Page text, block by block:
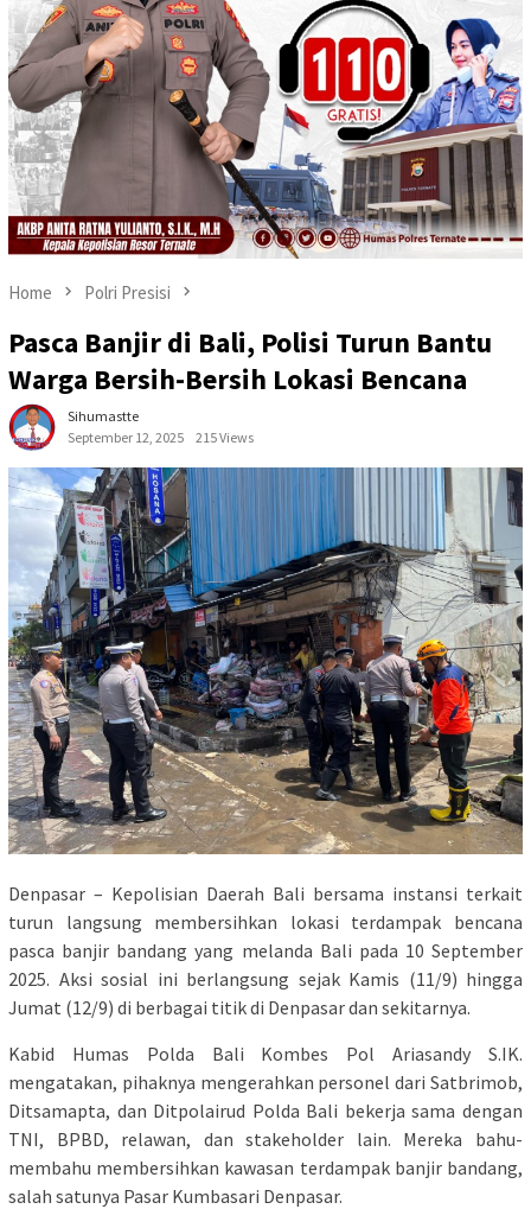
Home Polri Presisi
Pasca Banjir di Bali, Polisi Turun Bantu
Warga Bersih-Bersih Lokasi Bencana
Sihumastte
September 12, 2025
215 Views
Denpasar – Kepolisian Daerah Bali bersama instansi terkait
turun langsung membersihkan lokasi terdampak bencana
pasca banjir bandang yang melanda Bali pada 10 September
2025. Aksi sosial ini berlangsung sejak Kamis (11/9) hingga
Jumat (12/9) di berbagai titik di Denpasar dan sekitarnya.
Kabid Humas Polda Bali Kombes Pol Ariasandy S.IK.
mengatakan, pihaknya mengerahkan personel dari Satbrimob,
Ditsamapta, dan Ditpolairud Polda Bali bekerja sama dengan
TNI, BPBD, relawan, dan stakeholder lain. Mereka bahu-
membahu membersihkan kawasan terdampak banjir bandang,
salah satunya Pasar Kumbasari Denpasar.